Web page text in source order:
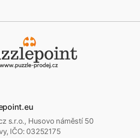
s.r.o., Husovo náměstí 50
IČO: 03252175